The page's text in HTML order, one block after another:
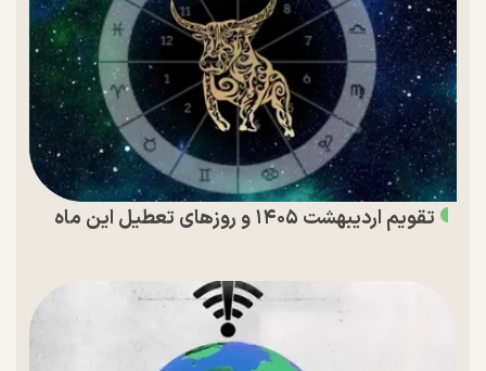
تقویم اردیبهشت ۱۴۰۵ و روز‌های تعطیل این ماه